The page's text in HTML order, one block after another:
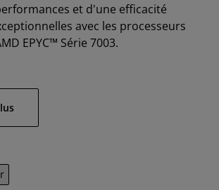
et d'une efficacité
avec les processeurs
EPYC™ Série 7003.